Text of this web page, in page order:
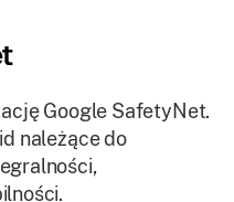
Google SafetyNet.
należące do